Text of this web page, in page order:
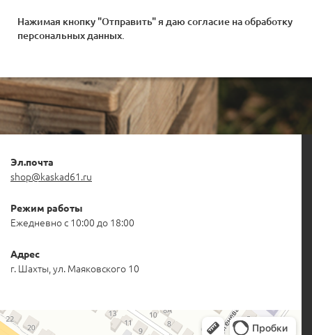
Нажимая кнопку "Отправить" я даю согласие наобработку
персональных данных
Эл.почта
shop@kaskad61.ru
Режим работы
Ежедневно с 10:00 до 18:00
Адрес
г. Шахты, ул. Маяковского 10